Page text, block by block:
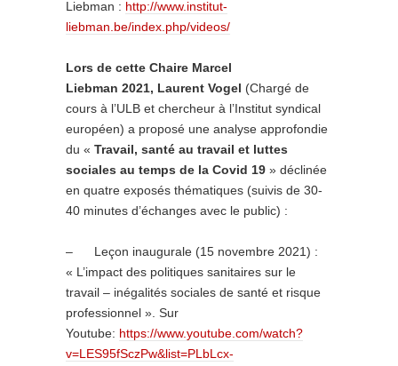
Liebman : http://www.institut-
liebman.be/index.php/videos/
Lors de cette Chaire Marcel
Liebman 2021, Laurent Vogel (Chargé de
cours à l’ULB et chercheur à l’Institut syndical
européen) a proposé une analyse approfondie
du « Travail, santé au travail et luttes
sociales au temps de la Covid 19 » déclinée
en quatre exposés thématiques (suivis de 30-
40 minutes d’échanges avec le public) :
– Leçon inaugurale (15 novembre 2021) :
« L’impact des politiques sanitaires sur le
travail – inégalités sociales de santé et risque
professionnel ». Sur
Youtube: https://www.youtube.com/watch?
v=LES95fSczPw&list=PLbLcx-